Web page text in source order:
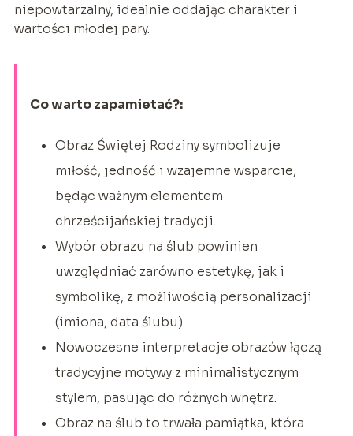
niepowtarzalny, idealnie oddając charakter i
wartości młodej pary.
Co warto zapamietać?:
Obraz Świętej Rodziny symbolizuje
miłość, jedność i wzajemne wsparcie,
będąc ważnym elementem
chrześcijańskiej tradycji.
Wybór obrazu na ślub powinien
uwzględniać zarówno estetykę, jak i
symbolikę, z możliwością personalizacji
(imiona, data ślubu).
Nowoczesne interpretacje obrazów łączą
tradycyjne motywy z minimalistycznym
stylem, pasując do różnych wnętrz.
Obraz na ślub to trwała pamiątka, która